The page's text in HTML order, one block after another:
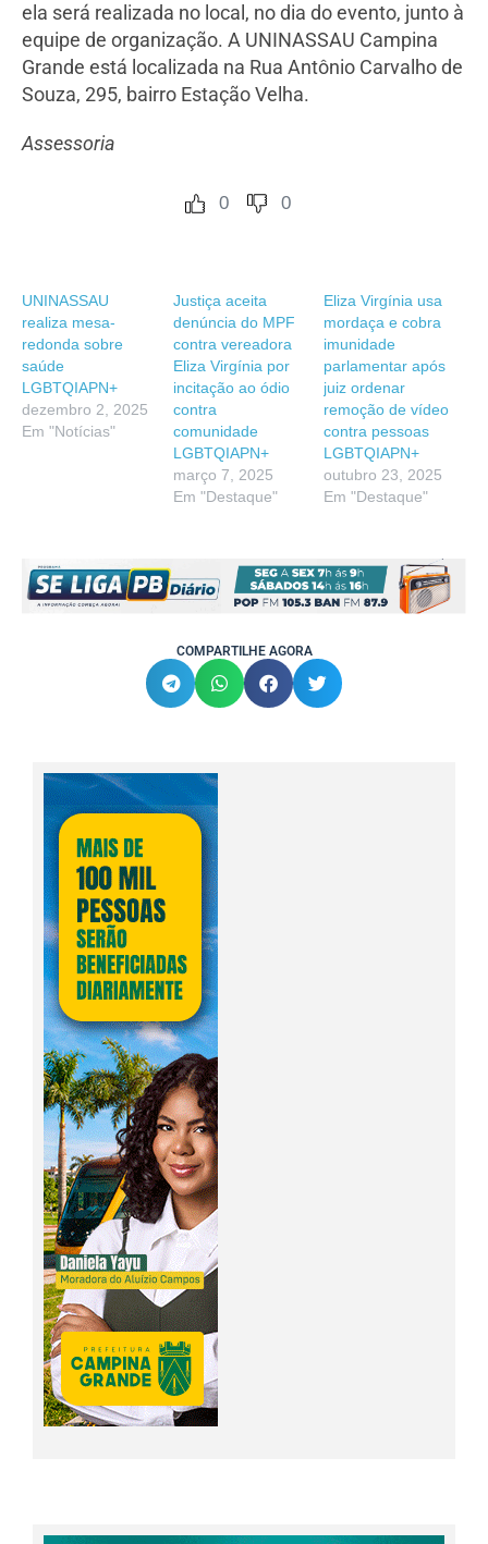
ela será realizada no local, no dia do evento, junto à
equipe de organização. A UNINASSAU Campina
Grande está localizada na Rua Antônio Carvalho de
Souza, 295, bairro Estação Velha.
Assessoria
0 0
UNINASSAU
realiza mesa-
redonda sobre
saúde
LGBTQIAPN+
dezembro 2, 2025
Em "Notícias"
Justiça aceita
denúncia do MPF
contra vereadora
Eliza Virgínia por
incitação ao ódio
contra
comunidade
LGBTQIAPN+
março 7, 2025
Em "Destaque"
Eliza Virgínia usa
mordaça e cobra
imunidade
parlamentar após
juiz ordenar
remoção de vídeo
contra pessoas
LGBTQIAPN+
outubro 23, 2025
Em "Destaque"
COMPARTILHE AGORA